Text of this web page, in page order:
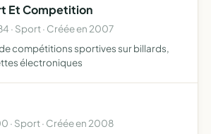
Et Competition
· Sport · Créée en 2007
compétitions sportives sur billards,
électroniques
· Sport · Créée en 2008